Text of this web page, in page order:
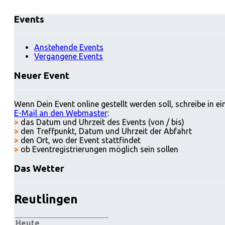
Events
Anstehende Events
Vergangene Events
Neuer Event
Wenn Dein Event online gestellt werden soll, schreibe in
E-Mail an den Webmaster:
> das Datum und Uhrzeit des Events (von / bis)
> den Treffpunkt, Datum und Uhrzeit der Abfahrt
> den Ort, wo der Event stattfindet
> ob Eventregistrierungen möglich sein sollen
Das Wetter
Reutlingen
Heute